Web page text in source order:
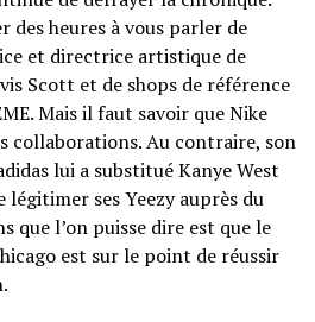
des heures à vous parler de
et directrice artistique de
Scott et de shops de référence
Mais il faut savoir que Nike
collaborations. Au contraire, son
lui a substitué Kanye West
légitimer ses Yeezy auprès du
que l’on puisse dire est que le
est sur le point de réussir